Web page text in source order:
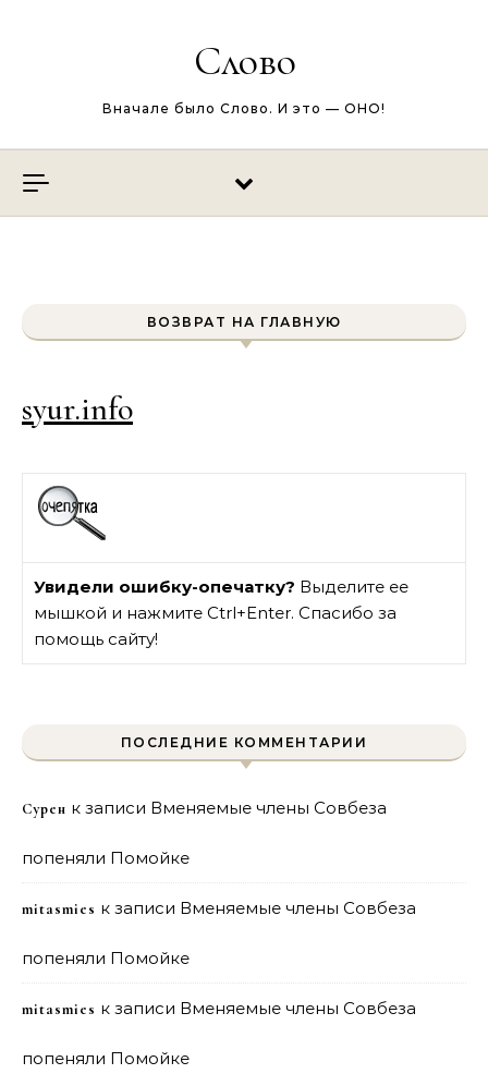
Слово
Вначале было Слово. И это — ОНО!
ВОЗВРАТ НА ГЛАВНУЮ
syur.info
Увидели ошибку-опечатку? Выделите ее
мышкой и нажмите Ctrl+Enter. Спасибо за
помощь сайту!
ПОСЛЕДНИЕ КОММЕНТАРИИ
Сурен к записи Вменяемые члены Совбеза
попеняли Помойке
mitasmies к записи Вменяемые члены Совбеза
попеняли Помойке
mitasmies к записи Вменяемые члены Совбеза
попеняли Помойке